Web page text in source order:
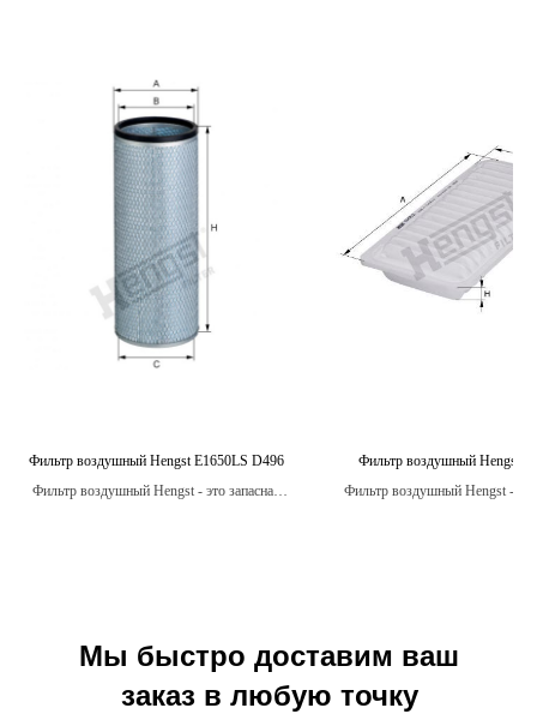
Фильтр воздушный Hengst E1650LS D496
Фильтр воздушный Hengst - это запасная
Фильтр воздушный Hengst
Фильтр воздушный Hengst - это
Мы быстро доставим ваш
заказ в любую точку